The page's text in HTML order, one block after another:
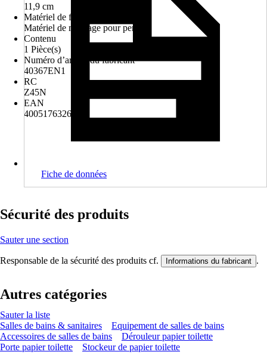
11,9 cm
Matériel de fixation compris
Matériel de montage pour percer
Contenu
1 Pièce(s)
Numéro d’article du fabricant
40367EN1
RC
Z45N
EAN
4005176326394
Fiche de données
Sécurité des produits
Sauter une section
Responsable de la sécurité des produits cf. Informations du fabricant .
Autres catégories
Sauter la liste
Salles de bains & sanitaires
Equipement de salles de bains
Accessoires de salles de bains
Dérouleur papier toilette
Porte papier toilette
Stockeur de papier toilette